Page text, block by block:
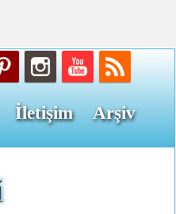
İletişim Arşiv